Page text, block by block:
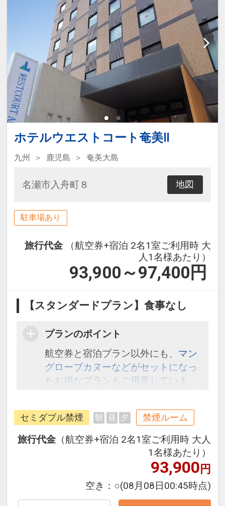
ホテルウエストコート奄美Ⅱ
九州 鹿児島 奄美大島
名瀬市入舟町８ 地図
駐車場あり
旅行代金
（航空券+宿泊 2名1室ご利用時 大
人1名様あたり）
93,900～97,400 円
【スタンダードプラン】食事なし
プランのポイント
航空券と宿泊プラン以外にも、 マン
グローブカヌーなどがセットになっ
たお得なプランもご用意していま
セミダブル禁煙 朝 昼 夕 禁煙ルーム
旅行代金 （航空券+宿泊 2名1室ご利用時 大人
1名様あたり）
93,900円
空き： ○(08月08日00:45時点)